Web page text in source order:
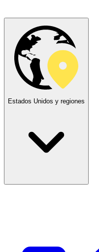
Estados Unidos y regiones